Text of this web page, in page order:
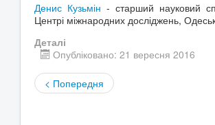
Денис Кузьмін - старший науковий
Центрі міжнародних досліджень,
Деталі
Опубліковано: 21 вересня 2016
< Попередня